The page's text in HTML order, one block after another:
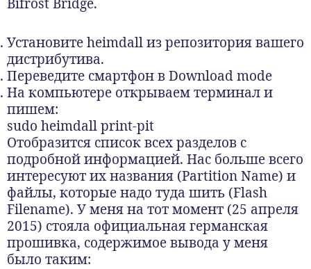
Установите heimdall из репозитория вашего
дистрибутива.
Переведите смартфон в Download mode
На компьютере открываем терминал и
пишем:
sudo heimdall print-pit
Отобразится список всех разделов с
подробной информацией. Нас больше всего
интересуют их названия (Partition Name) и
файлы, которые надо туда шить (Flash
Filename). У меня на тот момент (25 апреля
2015) стояла официальная германская
прошивка, содержимое вывода у меня
было таким: